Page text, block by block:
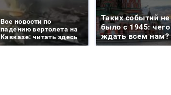
Все новости по
падению вертолета на
Кавказе: читать здесь
Таких событий не
было с 1945: чего
ждать всем нам?